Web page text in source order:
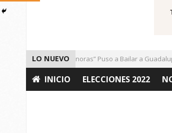
LO NUEVO
El Ritmo de las “Sonoras” Puso a Bailar a Guadalupe
INICIO ELECCIONES 2022